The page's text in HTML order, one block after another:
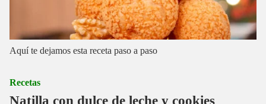
Aquí te dejamos esta receta paso a paso
Natilla con dulce de leche y cookies
Recetas